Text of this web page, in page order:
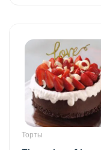
Торты
The cake of love
109 AZN